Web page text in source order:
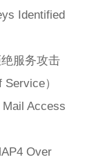
Identified
服务攻击
）
Access
Over